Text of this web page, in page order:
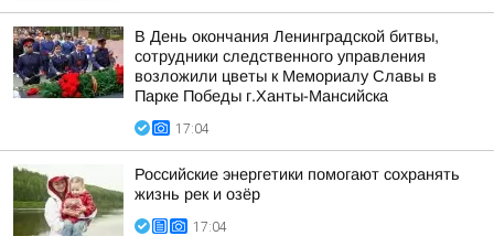
В День окончания Ленинградской битвы,
сотрудники следственного управления
возложили цветы к Мемориалу Славы в
Парке Победы г.Ханты-Мансийска
17:04
Российские энергетики помогают сохранять
жизнь рек и озёр
17:04